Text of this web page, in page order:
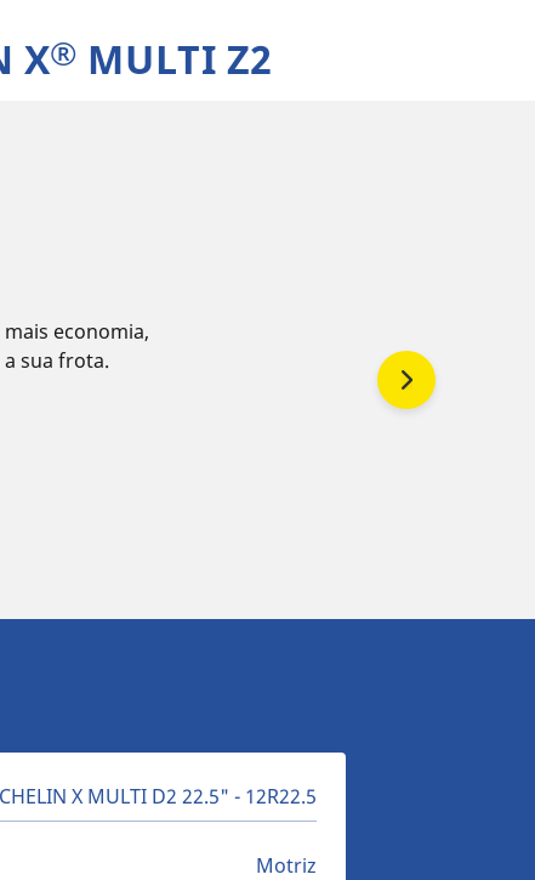
X® MULTI Z2
economia,
sua frota.
X MULTI D2 22.5" - 12R22.5
Motriz